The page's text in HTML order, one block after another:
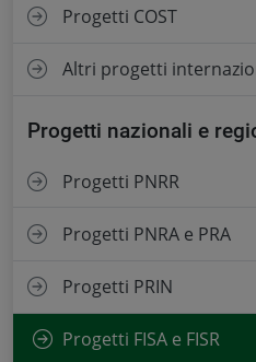
Progetti COST
Altri progetti
Progetti nazionali e
Progetti PNRR
Progetti PNRA e PRA
Progetti PRIN
Progetti FISA e FISR